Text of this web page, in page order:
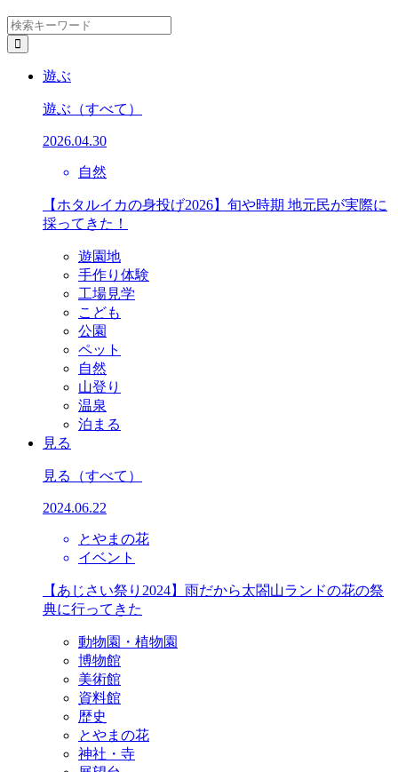
遊ぶ
遊ぶ （すべて）
2026.04.30
自然
【ホタルイカの身投げ2026】旬や時期 地元民が実際に
採ってきた！
遊園地
手作り体験
工場見学
こども
公園
ペット
自然
山登り
温泉
泊まる
見る
見る （すべて）
2024.06.22
とやまの花
イベント
【あじさい祭り2024】雨だから太閤山ランドの花の祭
典に行ってきた
動物園・植物園
博物館
美術館
資料館
歴史
とやまの花
神社・寺